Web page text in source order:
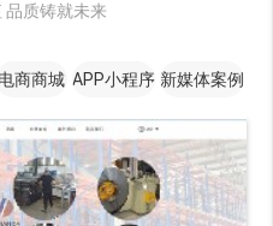
品质铸就未来
电商商城 APP小程序 新媒体案例